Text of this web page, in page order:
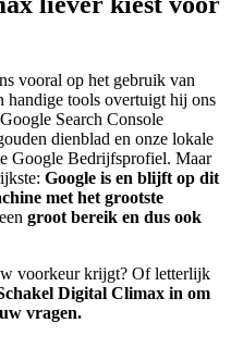
vooral op het gebruik van
handige tools overtuigt hij ons
Search Console
dienblad en onze lokale
Google Bedrijfsprofiel. Maar
Google is en blijft op dit
met het grootste
groot bereik en dus ook
voorkeur krijgt? Of letterlijk
Digital Climax in om
vragen.